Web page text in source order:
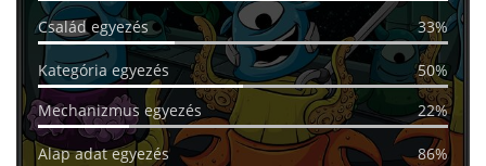
Család egyezés 33%
Kategória egyezés
50%
Mechanizmus egyezés
22%
Alap adat egyezés 86%